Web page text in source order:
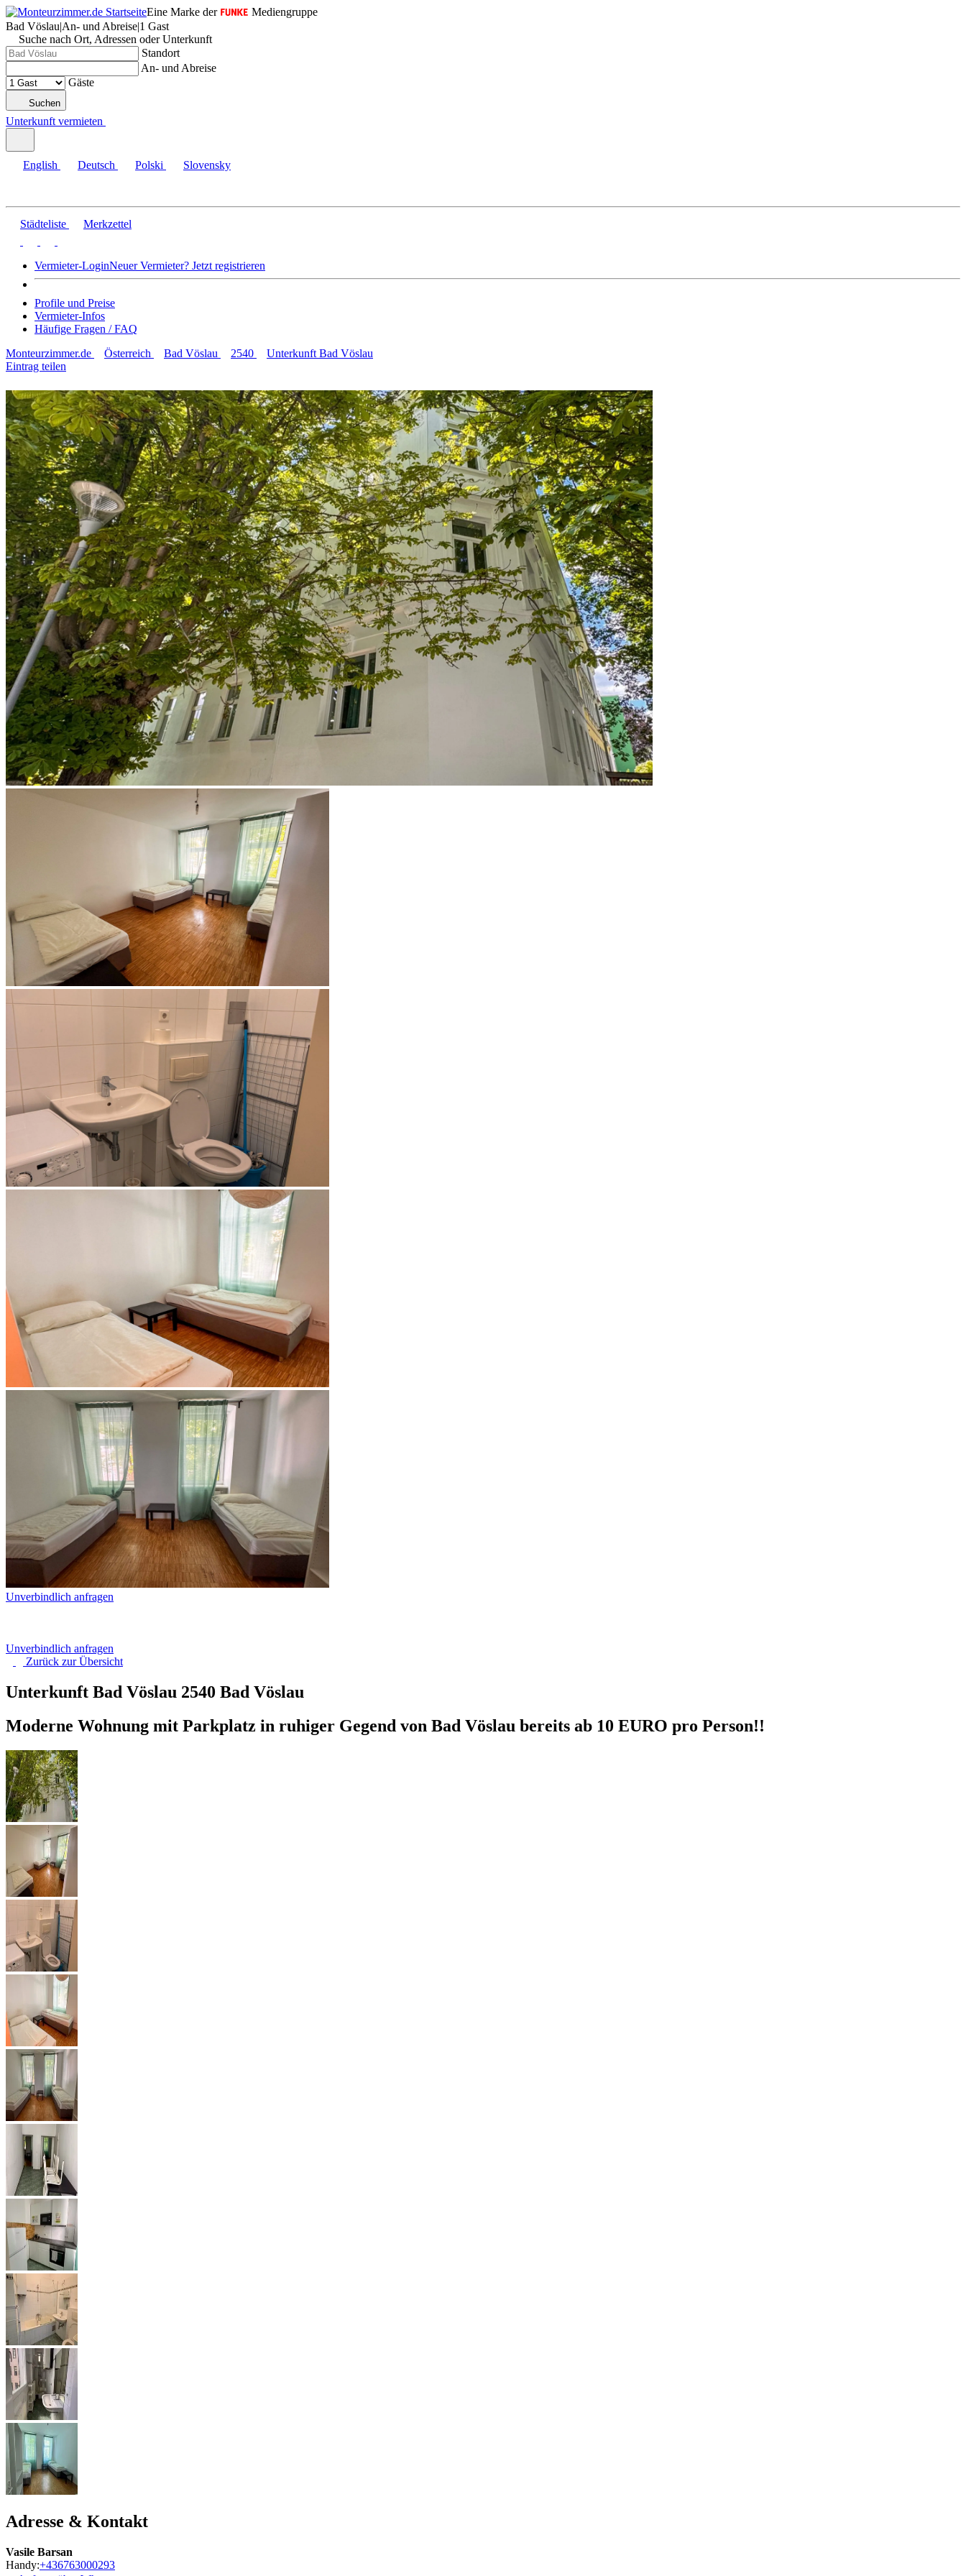
Eine Marke der
Mediengruppe
Bad Vöslau|An- und Abreise|1 Gast
Suche nach Ort, Adressen oder Unterkunft
Standort
An- und Abreise
Gäste
Suchen
Unterkunft vermieten
English Deutsch Polski Slovensky
Städteliste Merkzettel
Vermieter-LoginNeuer Vermieter? Jetzt registrieren
Profile und Preise
Vermieter-Infos
Häufige Fragen / FAQ
Monteurzimmer.de
Österreich Bad Vöslau 2540
Unterkunft Bad Vöslau
Eintrag teilen
Unverbindlich anfragen
Unverbindlich anfragen
Zurück zurÜbersicht
Unterkunft Bad Vöslau 2540 Bad Vöslau
Moderne Wohnung mit Parkplatz in ruhiger Gegend von Bad Vöslau bereits ab 10 EURO pro Person!!
Adresse & Kontakt
Vasile Barsan
Handy:+436763000293